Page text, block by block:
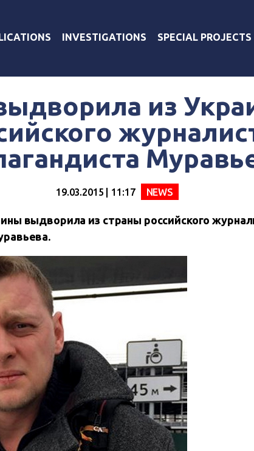
INVESTIGATIONS SPECIAL PROJECTS
из
19.03.2015 | 11:17 NEWS
выдворила из страны российского